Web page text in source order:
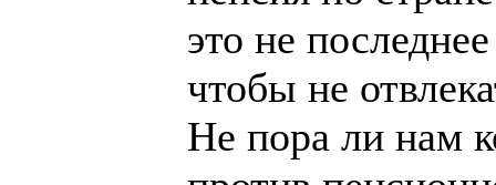
это не
чтобы не
Не пора ли нам